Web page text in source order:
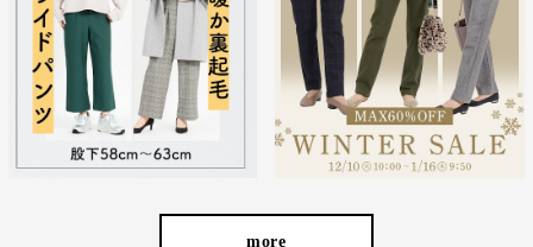
キックバック性にも優れているので、膝の部分だけ生地が伸びて
more